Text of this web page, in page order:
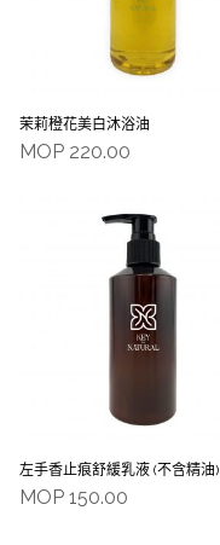
茉莉橙花美白沐浴油
MOP 220.00
左手香止痕舒緩乳液 (不含精油)
MOP 150.00